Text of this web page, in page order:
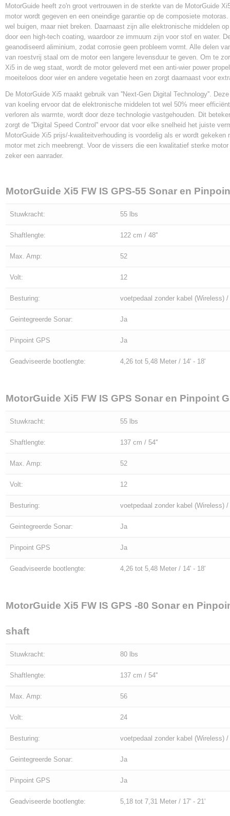
MotorGuide heeft zo'n groot vertrouwen in de sterkte van de MotorGuide
motor wordt gegeven en een oneindige garantie op de composiete
wel buigen, maar niet breken. Daarnaast zijn alle elektronische middelen
door een high-tech coating, waardoor ze immuum zijn voor stof en water.
geanodiseerd aliminium, zodat corrosie geen probleem vormt. Alle delen
van roestvrij staal om de motor een langere levensduur te geven. Om te
Xi5 in de weg staat, wordt de motor geleverd met een anti-wier power
moeiteloos door wier en andere vegetatie heen en zorgt daarnaast voor
De MotorGuide Xi5 maakt gebruik van ''Next-Gen Digital Technology''.
van koeling ervoor dat de elektronische middelen tot wel 50% meer
verloren als warmte, wordt door deze technologie vastgehouden. Dit
zorgt de ''Digital Speed Control'' ervoor dat voor elke snelheid het juiste
MotorGuide Xi5 prijs/-kwaliteitverhouding is voordelig als er wordt gekeken
motor met zich meebrengt. Voor de vissers die een kwalitatief sterke
zeker een aanrader.
MotorGuide Xi5 FW IS GPS-55 Sonar en
Stuwkracht: 55 lbs
Shaftlengte: 122 cm / 48''
Max. Amp: 52
Volt: 12
Besturing: voetpedaal zonder kabel (Wireless)
Geintegreerde Sonar: Ja
Pinpoint GPS Ja
Geadviseerde bootlengte: 4,26 tot 5,48 Meter / 14' - 18'
MotorGuide Xi5 FW IS GPS Sonar en Pinpoint
Stuwkracht: 55 lbs
Shaftlengte: 137 cm / 54''
Max. Amp: 52
Volt: 12
Besturing: voetpedaal zonder kabel (Wireless)
Geintegreerde Sonar: Ja
Pinpoint GPS Ja
Geadviseerde bootlengte: 4,26 tot 5,48 Meter / 14' - 18'
MotorGuide Xi5 FW IS GPS -80 Sonar en
shaft
Stuwkracht: 80 lbs
Shaftlengte: 137 cm / 54''
Max. Amp: 56
Volt: 24
Besturing: voetpedaal zonder kabel (Wireless)
Geintegreerde Sonar: Ja
Pinpoint GPS Ja
Geadviseerde bootlengte: 5,18 tot 7,31 Meter / 17' - 21'